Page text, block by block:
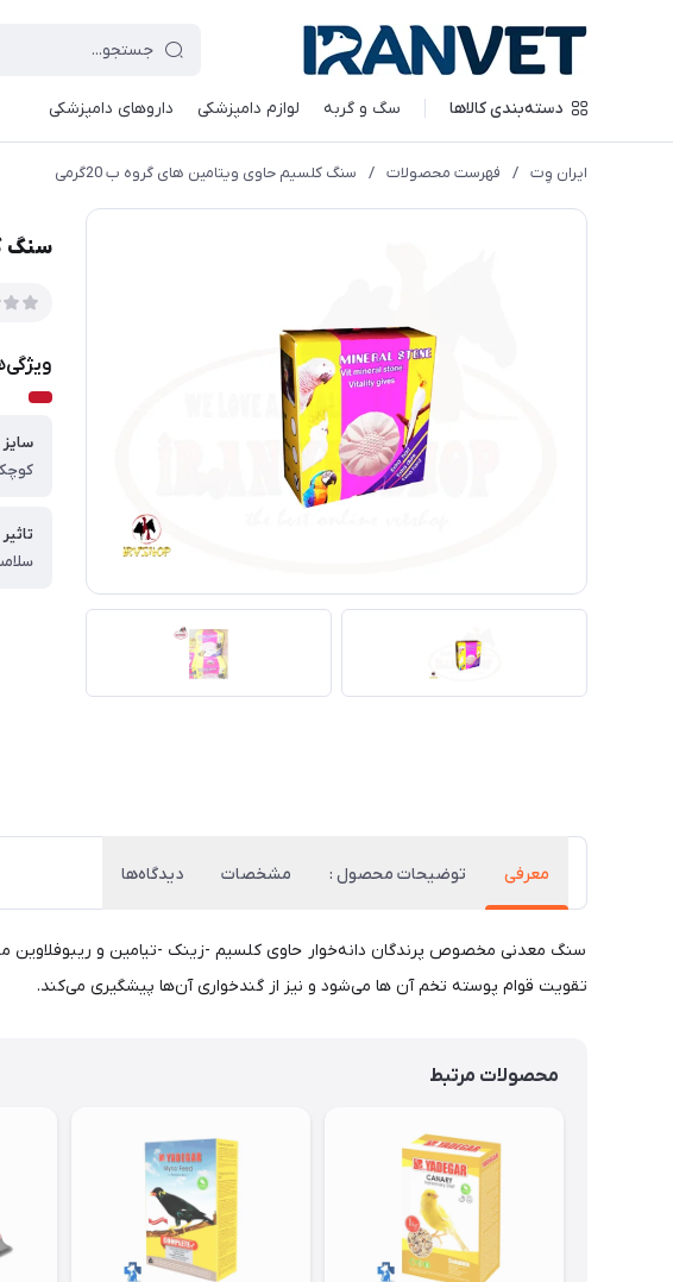
دسته‌بندی کالاها سگ و گربه لوازم دامپزشکی داروهای دامپزشکی
ایران وِت / فهرست محصولات / سنگ کلسیم حاوی ویتامین های گروه ب 20گرمی
سنگ
سایز
معرفی توضیحات محصول : مشخصات دیدگاه‌ها
سنگ معدنی مخصوص پرندگان دانه‌خوار حاوی کلسیم -زینک -تیامین و ریبوفلاوین
تقویت قوام پوسته تخم آن ها می‌شود و نیز از گندخواری آن‌ها پیشگیری می‌کند.
محصولات مرتبط